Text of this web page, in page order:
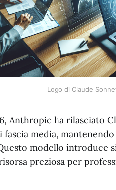
Logo di Claude
Anthropic ha rilasciato
fascia media,
modello introduce
preziosa per